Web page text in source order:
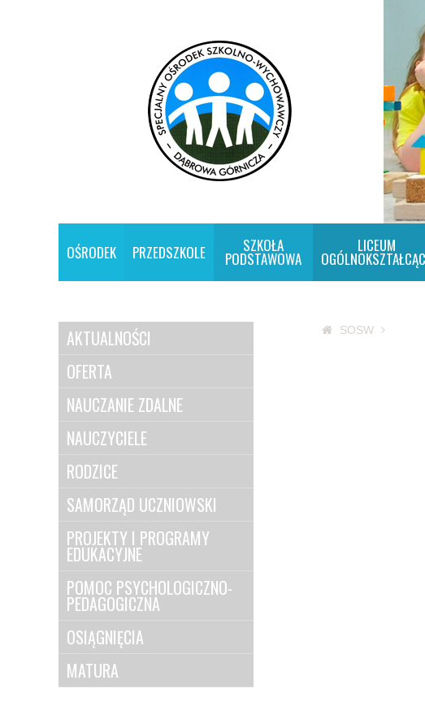
OŚRODEK PRZEDSZKOLE SZKOŁA
PODSTAWOWA
LICEUM
AKTUALNOŚCI
OFERTA
NAUCZANIE ZDALNE
NAUCZYCIELE
RODZICE
SAMORZĄD UCZNIOWSKI
PROJEKTY I PROGRAMY
EDUKACYJNE
POMOC PSYCHOLOGICZNO-
PEDAGOGICZNA
OSIĄGNIĘCIA
MATURA
SOSW